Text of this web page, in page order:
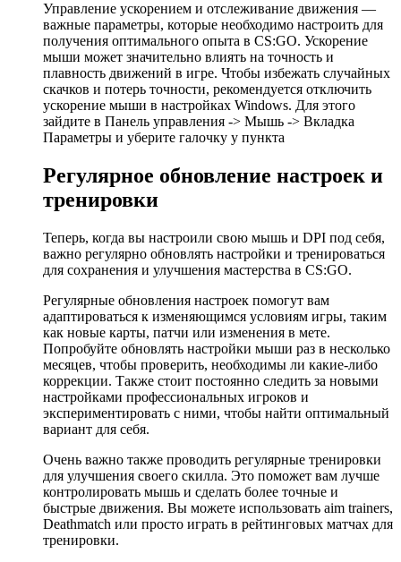
Управление ускорением и отслеживание движения —
важные параметры, которые необходимо настроить для
получения оптимального опыта в CS:GO. Ускорение
мыши может значительно влиять на точность и
плавность движений в игре. Чтобы избежать случайных
скачков и потерь точности, рекомендуется отключить
ускорение мыши в настройках Windows. Для этого
зайдите в Панель управления -> Мышь -> Вкладка
Параметры и уберите галочку у пункта
Регулярное обновление настроек и
тренировки
Теперь, когда вы настроили свою мышь и DPI под себя,
важно регулярно обновлять настройки и тренироваться
для сохранения и улучшения мастерства в CS:GO.
Регулярные обновления настроек помогут вам
адаптироваться к изменяющимся условиям игры, таким
как новые карты, патчи или изменения в мете.
Попробуйте обновлять настройки мыши раз в несколько
месяцев, чтобы проверить, необходимы ли какие-либо
коррекции. Также стоит постоянно следить за новыми
настройками профессиональных игроков и
экспериментировать с ними, чтобы найти оптимальный
вариант для себя.
Очень важно также проводить регулярные тренировки
для улучшения своего скилла. Это поможет вам лучше
контролировать мышь и сделать более точные и
быстрые движения. Вы можете использовать aim trainers,
Deathmatch или просто играть в рейтинговых матчах для
тренировки.